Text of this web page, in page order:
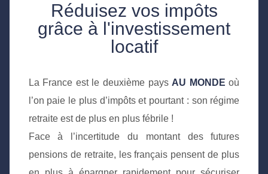
Réduisez vos impôts
grâce à l'investissement
locatif
La France est le deuxième pays AU MONDE où
l’on paie le plus d’impôts et pourtant : son régime
retraite est de plus en plus fébrile !
Face à l’incertitude du montant des futures
pensions de retraite, les français pensent de plus